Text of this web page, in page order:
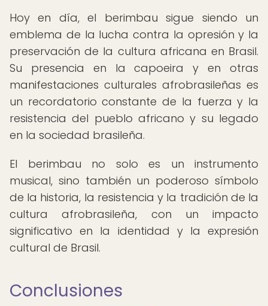
Hoy en día, el berimbau sigue siendo un
emblema de la lucha contra la opresión y la
preservación de la cultura africana en Brasil.
Su presencia en la capoeira y en otras
manifestaciones culturales afrobrasileñas es
un recordatorio constante de la fuerza y la
resistencia del pueblo africano y su legado
en la sociedad brasileña.
El berimbau no solo es un instrumento
musical, sino también un poderoso símbolo
de la historia, la resistencia y la tradición de la
cultura afrobrasileña, con un impacto
significativo en la identidad y la expresión
cultural de Brasil.
Conclusiones